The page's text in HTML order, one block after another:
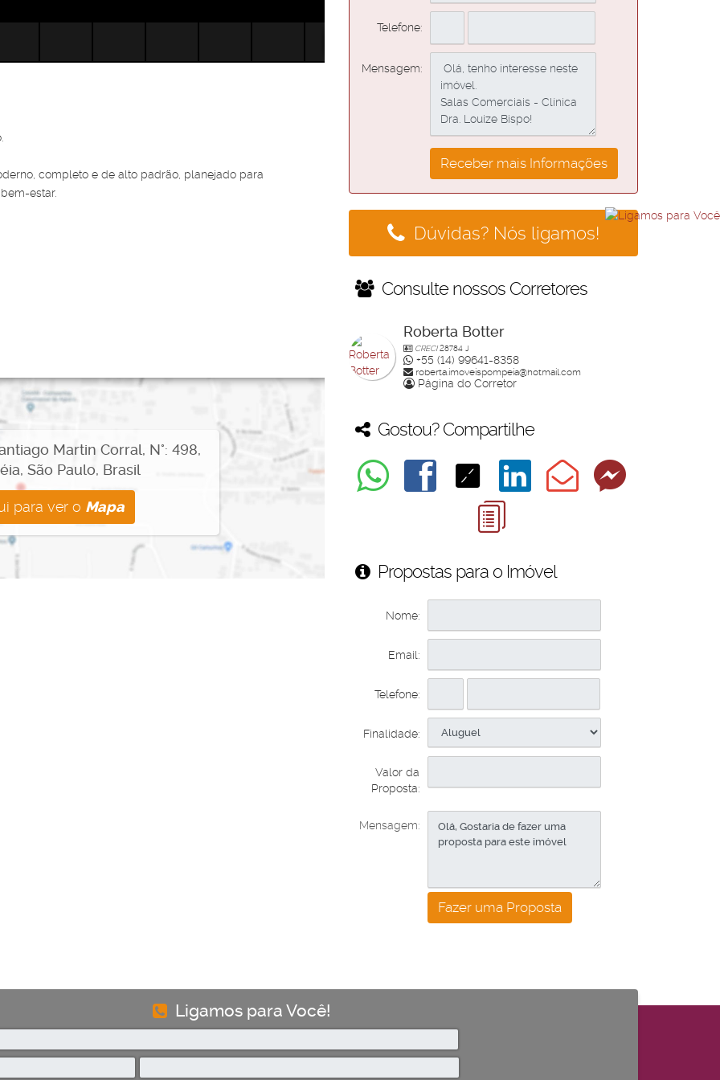
completo e de alto padrão, planejado para
estar.
de atuar em um ambiente acolhedor, estruturado e
Martin Corral, N°: 498,
, São Paulo, Brasil
para ver o Mapa
Telefone:
Mensagem:
Dúvidas? Nós ligamos!
Consulte nossos Corretores
Roberta Botter
CRECI28784 J
+55 (14) 99641-8358
roberta.imoveispompeia@hotmail.com
Página do Corretor
Gostou? Compartilhe
Propostas para o Imóvel
Nome:
Email:
Telefone:
Finalidade:
Valor da
Proposta:
Mensagem:
Ligamos para Você!